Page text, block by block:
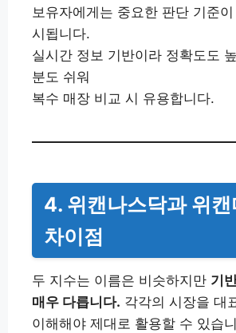
보유자에게는 중요한 판단 기준
시됩니다.
실시간 정보 기반이라 정확도도
분도 쉬워
복수 매장 비교 시 유용합니다.
4. 위캔나스닥과 위캔
차이점
두 지수는 이름은 비슷하지만 기
매우 다릅니다. 각각의 시장을 대
이해해야 제대로 활용할 수 있습